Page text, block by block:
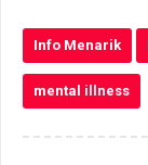
Info Menarik
mental illness